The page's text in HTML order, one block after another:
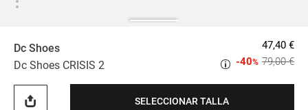
Dc Shoes
Dc Shoes CRISIS 2
47,40 €
79,00 €
-40%
SELECCIONAR TALLA